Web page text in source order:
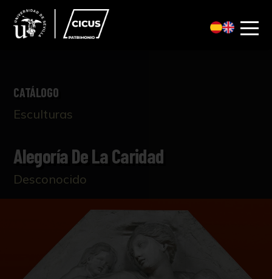
CATÁLOGO
Esculturas
Alegoría De La Caridad
Desconocido